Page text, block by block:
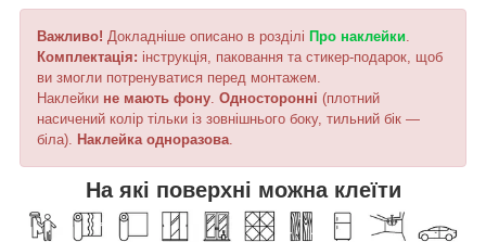
Важливо! Докладніше описано в розділі Про наклейки.
Комплектація: інструкція, паковання та стикер-подарок, щоб
ви змогли потренуватися перед монтажем.
Наклейки не мають фону. Односторонні (плотний
насичений колір тільки із зовнішнього боку, тильний бік —
біла). Наклейка одноразова.
На які поверхні можна клеїти